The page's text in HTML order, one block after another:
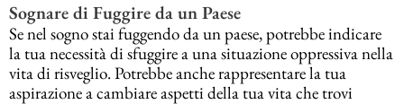
Sognare di Fuggire da un Paese
Se nel sogno stai fuggendo da un paese, potrebbe indicare
la tua necessità di sfuggire a una situazione oppressiva nella
vita di risveglio. Potrebbe anche rappresentare la tua
aspirazione a cambiare aspetti della tua vita che trovi